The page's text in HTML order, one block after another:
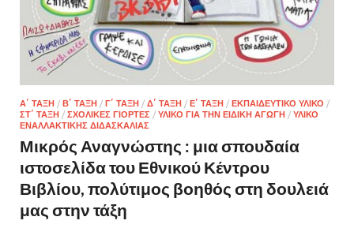
Α΄ ΤΆΞΗ / Β΄ ΤΆΞΗ / Γ΄ ΤΆΞΗ / Δ΄ ΤΆΞΗ / Ε΄ ΤΆΞΗ / ΕΚΠΑΙΔΕΥΤΙΚΌ ΥΛΙΚΌ /
ΣΤ΄ ΤΆΞΗ / ΣΧΟΛΙΚΈΣ ΓΙΟΡΤΈΣ / ΥΛΙΚΌ ΓΙΑ ΤΗΝ ΕΙΔΙΚΉ ΑΓΩΓΉ / ΥΛΙΚΌ
ΕΝΑΛΛΑΚΤΙΚΉΣ ΔΙΔΑΣΚΑΛΊΑΣ
Μικρός Αναγνώστης : μια σπουδαία
ιστοσελίδα του Εθνικού Κέντρου
Βιβλίου, πολύτιμος βοηθός στη δουλειά
μας στην τάξη